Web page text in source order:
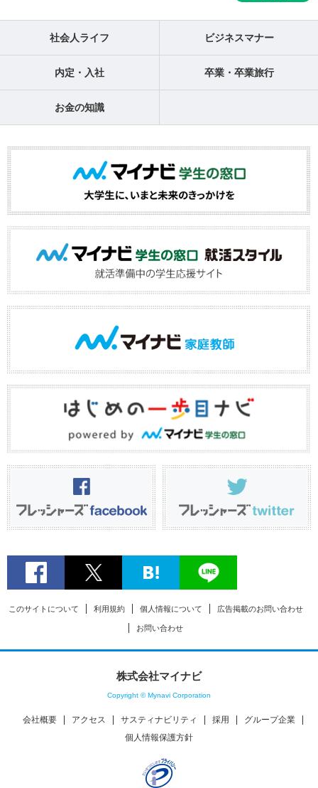
社会人ライフ ビジネスマナー
内定・入社 卒業・卒業旅行
お金の知識
このサイトについて 利用規約 個人情報について 広告掲載のお問い合わせ
お問い合わせ
株式会社マイナビ
Copyright © Mynavi Corporation
会社概要 アクセス サスティナビリティ 採用
グループ企業
個人情報保護方針